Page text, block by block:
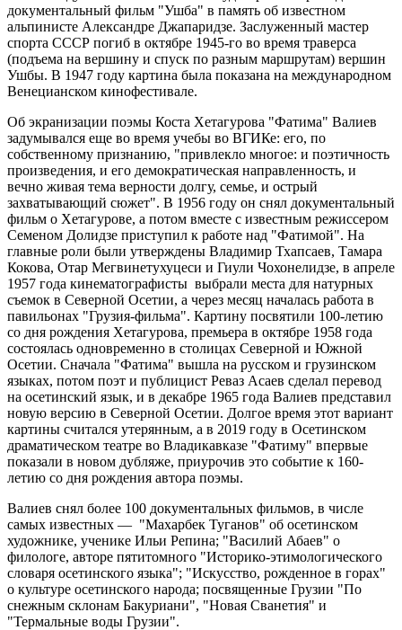
документальный фильм "Ушба" в память об известном
альпинисте Александре Джапаридзе. Заслуженный мастер
спорта СССР погиб в октябре 1945-го во время траверса
(подъема на вершину и спуск по разным маршрутам) вершин
Ушбы. В 1947 году картина была показана на международном
Венецианском кинофестивале.
Об экранизации поэмы Коста Хетагурова "Фатима" Валиев
задумывался еще во время учебы во ВГИКе: его, по
собственному признанию, "привлекло многое: и поэтичность
произведения, и его демократическая направленность, и
вечно живая тема верности долгу, семье, и острый
захватывающий сюжет". В 1956 году он снял документальный
фильм о Хетагурове, а потом вместе с известным режиссером
Семеном Долидзе приступил к работе над "Фатимой". На
главные роли были утверждены Владимир Тхапсаев, Тамара
Кокова, Отар Мегвинетухуцеси и Гиули Чохонелидзе, в апреле
1957 года кинематографисты выбрали места для натурных
съемок в Северной Осетии, а через месяц началась работа в
павильонах "Грузия-фильма". Картину посвятили 100-летию
со дня рождения Хетагурова, премьера в октябре 1958 года
состоялась одновременно в столицах Северной и Южной
Осетии. Сначала "Фатима" вышла на русском и грузинском
языках, потом поэт и публицист Реваз Асаев сделал перевод
на осетинский язык, и в декабре 1965 года Валиев представил
новую версию в Северной Осетии. Долгое время этот вариант
картины считался утерянным, а в 2019 году в Осетинском
драматическом театре во Владикавказе "Фатиму" впервые
показали в новом дубляже, приурочив это событие к 160-
летию со дня рождения автора поэмы.
Валиев снял более 100 документальных фильмов, в числе
самых известных — "Махарбек Туганов" об осетинском
художнике, ученике Ильи Репина; "Василий Абаев" о
филологе, авторе пятитомного "Историко-этимологического
словаря осетинского языка"; "Искусство, рожденное в горах"
о культуре осетинского народа; посвященные Грузии "По
снежным склонам Бакуриани", "Новая Сванетия" и
"Термальные воды Грузии".